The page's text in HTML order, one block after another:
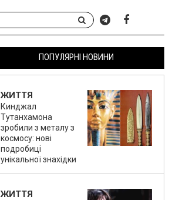
ПОПУЛЯРНІ НОВИНИ
ЖИТТЯ
Кинджал
Тутанхамона
зробили з металу з
космосу: нові
подробиці
унікальної знахідки
ЖИТТЯ